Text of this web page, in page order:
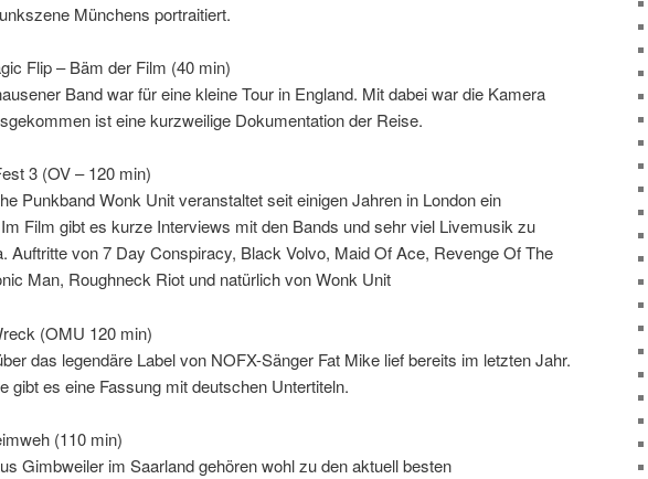
Münchens portraitiert.
Flip – Bäm der Film (40 min)
Band war für eine kleine Tour in England. Mit dabei war die Kamera
ist eine kurzweilige Dokumentation der Reise.
3 (OV – 120 min)
Punkband Wonk Unit veranstaltet seit einigen Jahren in London ein
Film gibt es kurze Interviews mit den Bands und sehr viel Livemusik zu
Auftritte von 7 Day Conspiracy, Black Volvo, Maid Of Ace, Revenge Of The
Man, Roughneck Riot und natürlich von Wonk Unit
(OMU 120 min)
das legendäre Label von NOFX-Sänger Fat Mike lief bereits im letzten Jahr.
gibt es eine Fassung mit deutschen Untertiteln.
(110 min)
Gimbweiler im Saarland gehören wohl zu den aktuell besten